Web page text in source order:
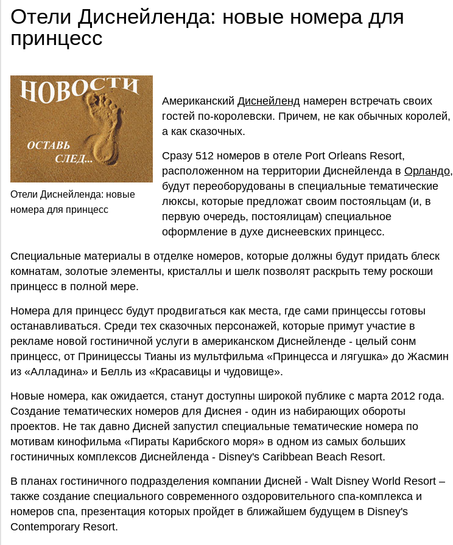
Отели Диснейленда: новые номера для
принцесс
Отели Диснейленда: новые
номера для принцесс
Американский Диснейленд намерен встречать своих
гостей по-королевски. Причем, не как обычных королей,
а как сказочных.
Сразу 512 номеров в отеле Port Orleans Resort,
расположенном на территории Диснейленда в Орландо,
будут переоборудованы в специальные тематические
люксы, которые предложат своим постояльцам (и, в
первую очередь, постоялицам) специальное
оформление в духе диснеевских принцесс.
Специальные материалы в отделке номеров, которые должны будут придать блеск
комнатам, золотые элементы, кристаллы и шелк позволят раскрыть тему роскоши
принцесс в полной мере.
Номера для принцесс будут продвигаться как места, где сами принцессы готовы
останавливаться. Среди тех сказочных персонажей, которые примут участие в
рекламе новой гостиничной услуги в американском Диснейленде - целый сонм
принцесс, от Приницессы Тианы из мультфильма «Принцесса и лягушка» до Жасмин
из «Алладина» и Белль из «Красавицы и чудовище».
Новые номера, как ожидается, станут доступны широкой публике с марта 2012 года.
Создание тематических номеров для Диснея - один из набирающих обороты
проектов. Не так давно Дисней запустил специальные тематические номера по
мотивам кинофильма «Пираты Карибского моря» в одном из самых больших
гостиничных комплексов Диснейленда - Disney's Caribbean Beach Resort.
В планах гостиничного подразделения компании Дисней - Walt Disney World Resort –
также создание специального современного оздоровительного спа-комплекса и
номеров спа, презентация которых пройдет в ближайшем будущем в Disney's
Contemporary Resort.